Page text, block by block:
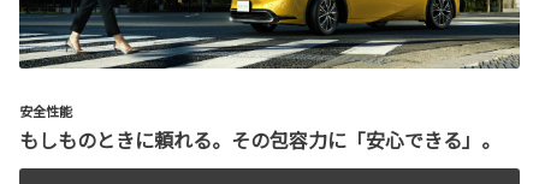
安全性能
もしものときに頼れる。その包容力に「安心できる」。